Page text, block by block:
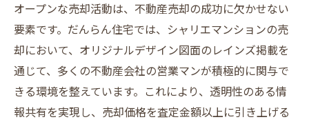
オープンな売却活動は、不動産売却の成功に欠かせない
要素です。だんらん住宅では、シャリエマンションの売
却において、オリジナルデザイン図面のレインズ掲載を
通じて、多くの不動産会社の営業マンが積極的に関与で
きる環境を整えています。これにより、透明性のある情
報共有を実現し、売却価格を査定金額以上に引き上げる